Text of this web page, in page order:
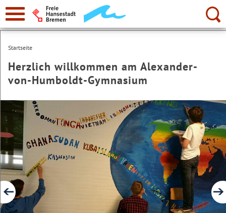
zur
Navigation
Suche:
Startseite
Herzlich willkommen am Alexander-
von-Humboldt-Gymnasium